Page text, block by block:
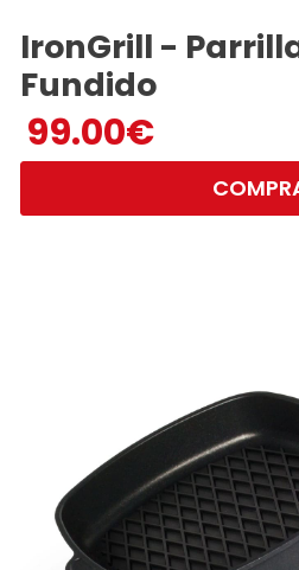
IronGrill -
Fundido
99.00€